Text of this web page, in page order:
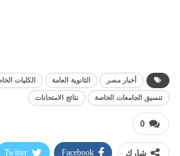
أخبار مصر الثانوية العامة الكليات
تنسيق الجامعات الخاصة نتائج الامتحانات
0
شارك Facebook
Twitter